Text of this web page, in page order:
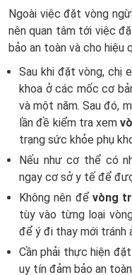
Ngoài việc đặt vòng
nên quan tâm tới việc
bảo an toàn và cho hiệu
Sau khi đặt vòng, chị
khoa ở các mốc cơ
và một năm. Sau đó,
lần đề kiểm tra xem
trạng sức khỏe phụ
Nếu như cơ thể có
ngay cơ sở y tế để
Không nên để vòng
tùy vào từng loại
để ý đi thay mới tránh
Cần phải thực hiện
uy tín đảm bảo an